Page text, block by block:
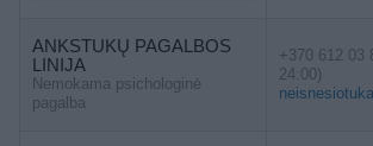
ANKSTUKŲ PAGALBOS
LINIJA
Nemokama psichologinė
pagalba
+370 612 03
24:00)